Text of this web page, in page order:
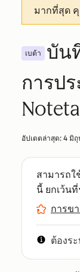
มากที่สุด
เบต้า
บัน
การป
อัปเดตล่าสุด: 4 มิถุ
สามารถใ
นี้ ยกเว้น
การข
ต้องร